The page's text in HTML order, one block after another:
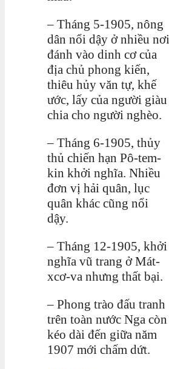
– Tháng 5-1905, nông
dân nổi dậy ở nhiều nơi
đánh vào dinh cơ của
địa chủ phong kiến,
thiêu hủy văn tự, khế
ước, lấy của người giàu
chia cho người nghèo.
– Tháng 6-1905, thủy
thủ chiến hạn Pô-tem-
kin khởi nghĩa. Nhiều
đơn vị hải quân, lục
quân khác cũng nổi
dậy.
– Tháng 12-1905, khởi
nghĩa vũ trang ở Mát-
xcơ-va nhưng thất bại.
– Phong trào đấu tranh
trên toàn nước Nga còn
kéo dài đến giữa năm
1907 mới chấm dứt.